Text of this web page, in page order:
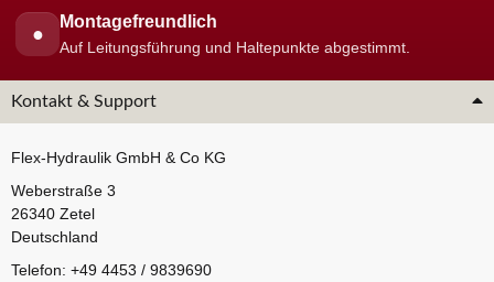
●
Montagefreundlich
Auf Leitungsführung und Haltepunkte abgestimmt.
Kontakt & Support
Flex-Hydraulik GmbH & Co KG
Weberstraße 3
26340 Zetel
Deutschland
Telefon: +49 4453 / 9839690